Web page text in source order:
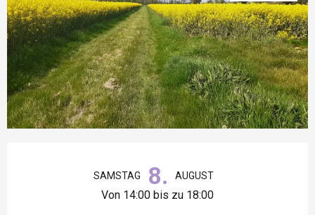
SAMSTAG 8. AUGUST
Von 14:00 bis zu 18:00